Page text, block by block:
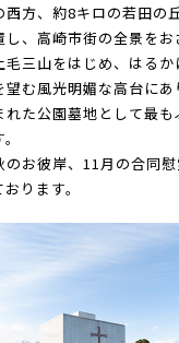
西方、約8キロの若田の
し、高崎市街の全景を
毛三山をはじめ、はる
望む風光明媚な高台に
れた公園墓地として最
のお彼岸、11月の合同
ります。